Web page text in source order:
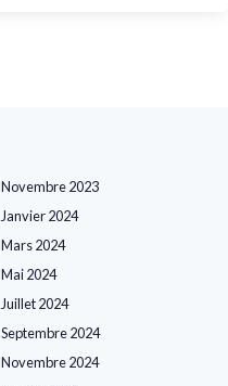
Novembre 2023
Janvier 2024
Mars 2024
Mai 2024
Juillet 2024
Septembre 2024
Novembre 2024